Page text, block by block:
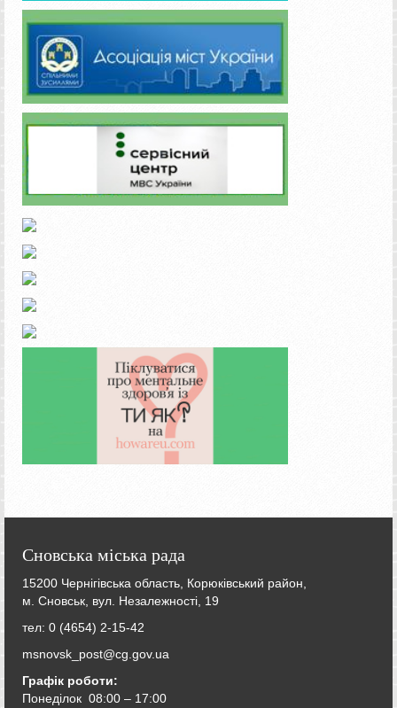
Сновська міська рада
15200 Чернігівська область, Корюківський район,
м. Сновськ, вул. Незалежності, 19
тел: 0 (4654) 2-15-42
msnovsk_post@cg.gov.ua
Графік роботи:
Понеділок 08:00 – 17:00